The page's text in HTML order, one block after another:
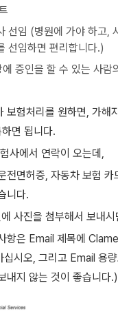
선임 (병원에 가야 하고,
선임하면 편리합니다.)
증인을 할 수 있는 사람
보험처리를 원하면, 가해
면 됩니다.
사에서 연락이 오는데,
전면허증, 자동차 보험 카
니다.
사진을 첨부해서 보내시
항은 Email 제목에
십시오, 그리고 Email 용
내지 않는 것이 좋습니다.)